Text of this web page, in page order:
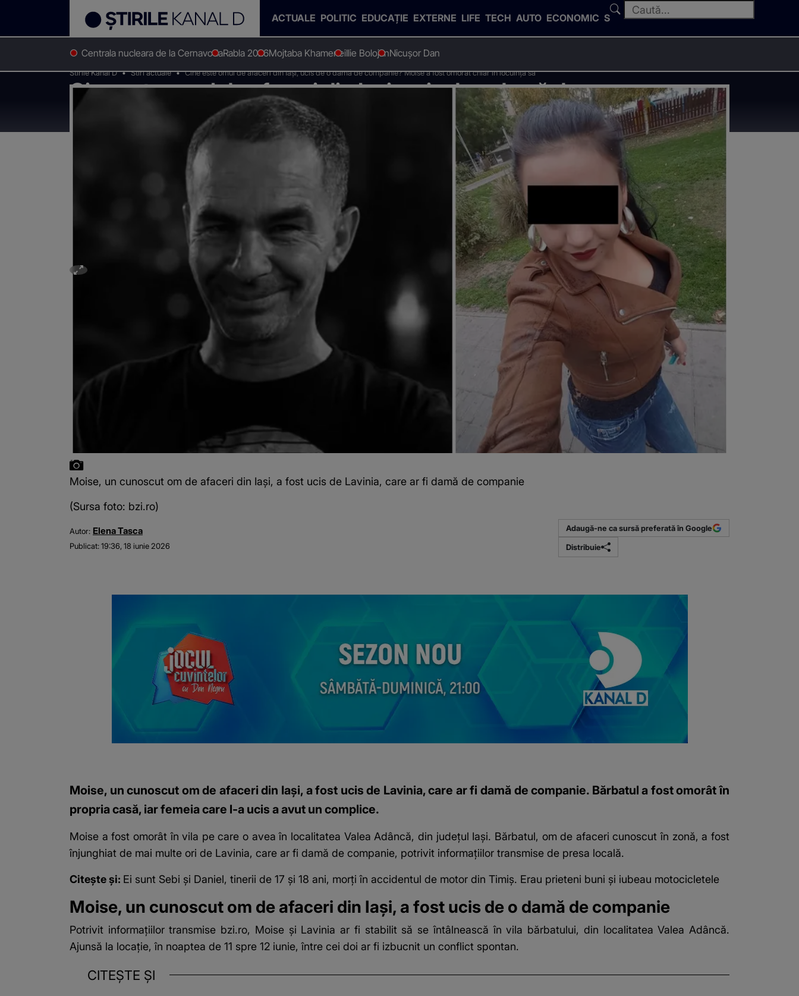
ACTUALE POLITIC EDUCAȚIE EXTERNE LIFE TECH AUTO ECONOMIC SPORT
Centrala nucleara de la CernavodaRabla 2026Mojtaba KhameneiIlie BolojanNicușor Dan
Stirile Kanal D Stiri actuale Cine este omul de afaceri din Iași, ucis de o damă de companie? Moise a fost omorât chiar în locuința sa
Cine este omul de afaceri din Iași, ucis de o damă de
companie? Moise a fost omorât chiar în locuința sa
Moise, un cunoscut om de afaceri din Iași, a fost ucis de Lavinia, care ar fi damă de companie
(Sursa foto: bzi.ro)
Autor: Elena Tasca
Publicat:19:36, 18 iunie 2026
Adaugă-ne ca sursă preferată în Google
Distribuie
Moise, un cunoscut om de afaceri din Iași, a fost ucis de Lavinia, care ar fi damă de companie. Bărbatul a fost omorât în
propria casă, iar femeia care l-a ucis a avut un complice.
Moise a fost omorât în vila pe care o avea în localitatea Valea Adâncă, din județul Iași. Bărbatul, om de afaceri cunoscut în zonă, a fost
înjunghiat de mai multe ori de Lavinia, care ar fi damă de companie, potrivit informațiilor transmise de presa locală.
Citește și: Ei sunt Sebi și Daniel, tinerii de 17 și 18 ani, morți în accidentul de motor din Timiș. Erau prieteni buni și iubeau motocicletele
Moise, un cunoscut om de afaceri din Iași, a fost ucis de o damă de companie
Potrivit informațiilor transmise bzi.ro, Moise și Lavinia ar fi stabilit să se întâlnească în vila bărbatului, din localitatea Valea Adâncă.
Ajunsă la locație, în noaptea de 11 spre 12 iunie, între cei doi ar fi izbucnit un conflict spontan.
CITEȘTE ȘI